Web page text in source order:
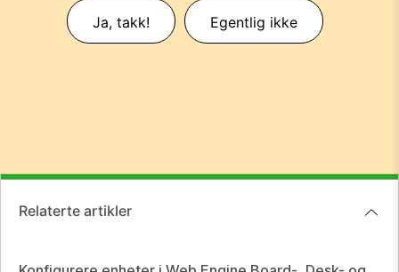
Ja, takk! Egentlig ikke
Relaterte artikler